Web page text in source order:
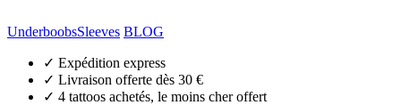
UnderboobsSleeves BLOG
✓ Expédition express
✓ Livraison offerte dès 30 €
✓ 4 tattoos achetés, le moins cher offert